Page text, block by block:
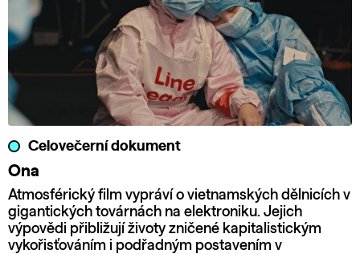
Celovečerní dokument
Ona
Atmosférický film vypráví o vietnamských dělnicích v
gigantických továrnách na elektroniku. Jejich
výpovědi přibližují životy zničené kapitalistickým
vykořisťováním i podřadným postavením v